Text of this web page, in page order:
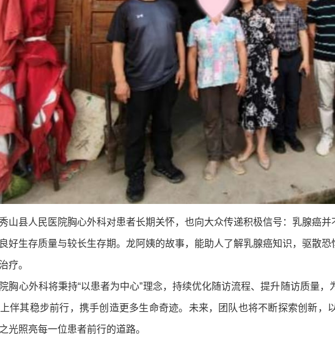
山县人民医院胸心外科对患者长期关怀，也向大众传递积极信号：乳腺癌
好生存质量与较长生存期。龙阿姨的故事，能助人了解乳腺癌知识，驱散
疗。
院胸心外科将秉持“以患者为中心”理念，持续优化随访流程、提升随访质量
伴其稳步前行，携手创造更多生命奇迹。未来，团队也将不断探索创新，
光照亮每一位患者前行的道路。